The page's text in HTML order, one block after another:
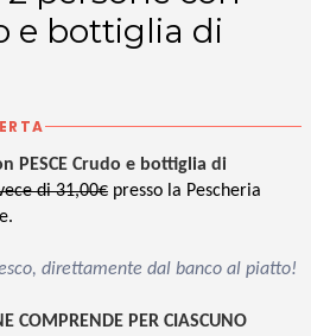
e bottiglia di
PESCE Crudo e bottiglia di
di 31,00€ presso la Pescheria
direttamente dal banco al piatto!
COMPRENDE PER CIASCUNO